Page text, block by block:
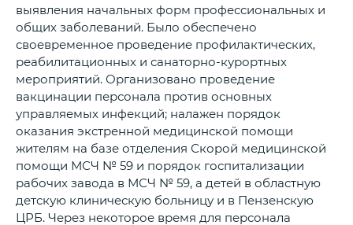
выявления начальных форм профессиональных и
общих заболеваний. Было обеспечено
своевременное проведение профилактических,
реабилитационных и санаторно-курортных
мероприятий. Организовано проведение
вакцинации персонала против основных
управляемых инфекций; налажен порядок
оказания экстренной медицинской помощи
жителям на базе отделения Скорой медицинской
помощи МСЧ № 59 и порядок госпитализации
рабочих завода в МСЧ № 59, а детей в областную
детскую клиническую больницу и в Пензенскую
ЦРБ. Через некоторое время для персонала